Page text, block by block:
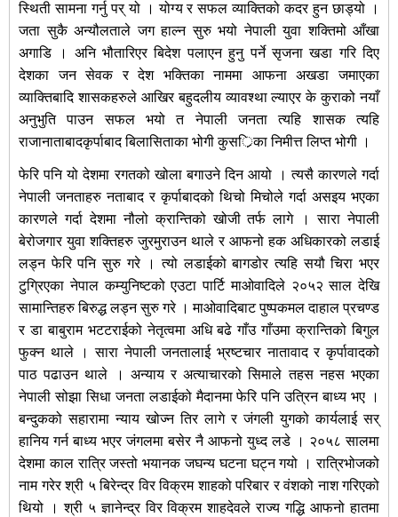
स्थिती सामना गर्नु पर् यो । योग्य र सफल व्याक्तिको कदर हुन छाड्यो ।
जता सुकै अन्यौलताले जग हाल्न सुरु भयो नेपाली युवा शक्तिमो आँखा
अगाडि । अनि भौतारिएर बिदेश पलाएन हुनु पर्ने सृजना खडा गरि दिए
देशका जन सेवक र देश भक्तिका नाममा आफना अखडा जमाएका
व्याक्तिबादि शासकहरुले आखिर बहुदलीय व्यावश्था ल्याएर के कुराको नयाँ
अनुभुति पाउन सफल भयो त नेपाली जनता त्यहि शासक त्यहि
राजानाताबादकृर्पाबाद बिलासिताका भोगी कुसर्िका निमीत्त लिप्त भोगी ।
फेरि पनि यो देशमा रगतको खोला बगाउने दिन आयो । त्यसै कारणले गर्दा
नेपाली जनताहरु नताबाद र कृर्पाबादको थिचो मिचोले गर्दा असइय भएका
कारणले गर्दा देशमा नौलो क्रान्तिको खोजी तर्फ लागे । सारा नेपाली
बेरोजगार युवा शक्तिहरु जुरमुराउन थाले र आफनो हक अधिकारको लडाई
लड्न फेरि पनि सुरु गरे । त्यो लडाईको बागडोर त्यहि सयौ चिरा भएर
टुगि्रएका नेपाल कम्युनिष्टको एउटा पार्टि माओवादिले २०५२ साल देखि
सामान्तिहरु बिरुद्ध लड्न सुरु गरे । माओवादिबाट पुष्पकमल दाहाल प्रचण्ड
र डा बाबुराम भटटराईको नेतृत्वमा अधि बढे गाँउ गाँउमा क्रान्तिको बिगुल
फुक्न थाले । सारा नेपाली जनतालाई भ्रष्टचार नातावाद र कृर्पावादको
पाठ पढाउन थाले । अन्याय र अत्याचारको सिमाले तहस नहस भएका
नेपाली सोझा सिधा जनता लडाईको मैदानमा फेरि पनि उत्रिन बाध्य भए ।
बन्दुकको सहारामा न्याय खोज्न तिर लागे र जंगली युगको कार्यलाई सर्
हानिय गर्न बाध्य भएर जंगलमा बसेर नै आफनो युध्द लडे । २०५८ सालमा
देशमा काल रात्रि जस्तो भयानक जघन्य घटना घट्न गयो । रात्रिभोजको
नाम गरेर श्री ५ बिरेन्द्र विर विक्रम शाहको परिबार र वंशको नाश गरिएको
थियो । श्री ५ ज्ञानेन्द्र विर विक्रम शाहदेवले राज्य गद्धि आफनो हातमा